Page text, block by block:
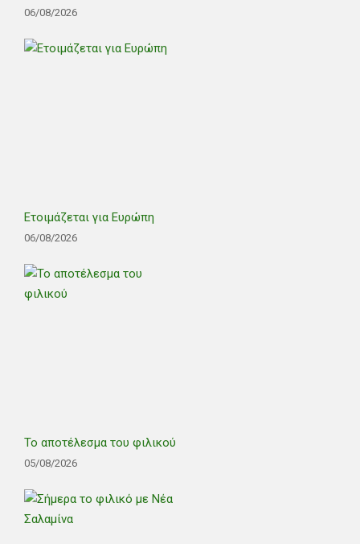
06/08/2026
Ετοιμάζεται για Ευρώπη
06/08/2026
Το αποτέλεσμα του φιλικού
05/08/2026